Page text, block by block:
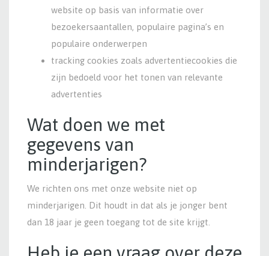
website op basis van informatie over
bezoekersaantallen, populaire pagina’s en
populaire onderwerpen
tracking cookies zoals advertentiecookies die
zijn bedoeld voor het tonen van relevante
advertenties
Wat doen we met
gegevens van
minderjarigen?
We richten ons met onze website niet op
minderjarigen. Dit houdt in dat als je jonger bent
dan 18 jaar je geen toegang tot de site krijgt.